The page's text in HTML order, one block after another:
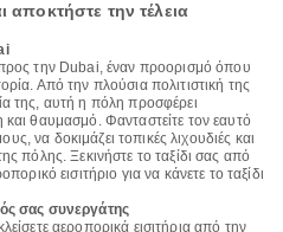
αποκτήστε την τέλεια
προς την Dubai, έναν προορισμό όπου
Από την πλούσια πολιτιστική της
της, αυτή η πόλη προσφέρει
και θαυμασμό. Φανταστείτε τον εαυτό
να δοκιμάζει τοπικές λιχουδιές και
πόλης. Ξεκινήστε το ταξίδι σας από
εισιτήριο για να κάνετε το ταξίδι
σας συνεργάτης
αεροπορικά εισιτήρια από την